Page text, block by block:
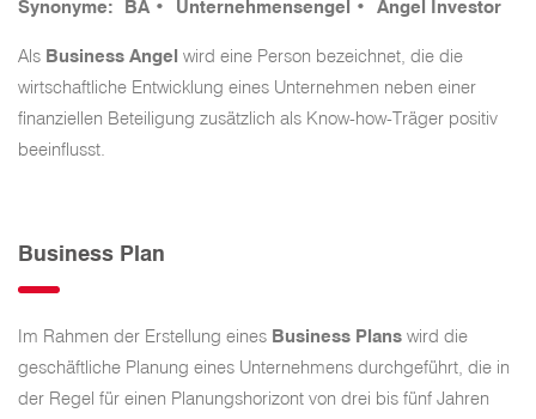
Synonyme: BA • Unternehmensengel • Angel Investor
Als Business Angel wird eine Person bezeichnet, die die
wirtschaftliche Entwicklung eines Unternehmen neben einer
finanziellen Beteiligung zusätzlich als Know-how-Träger positiv
beeinflusst.
Business Plan
Im Rahmen der Erstellung eines Business Plans wird die
geschäftliche Planung eines Unternehmens durchgeführt, die in
der Regel für einen Planungshorizont von drei bis fünf Jahren